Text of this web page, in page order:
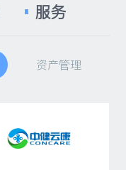
服务
资产管理